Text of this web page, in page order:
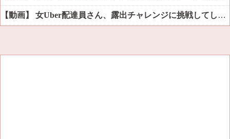
【動画】 女Uber配達員さん、露出チャレンジに挑戦してしまうｗｗｗｗ